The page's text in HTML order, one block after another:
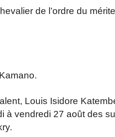
de l’ordre du
Louis Isidore
à vendredi 27 août des